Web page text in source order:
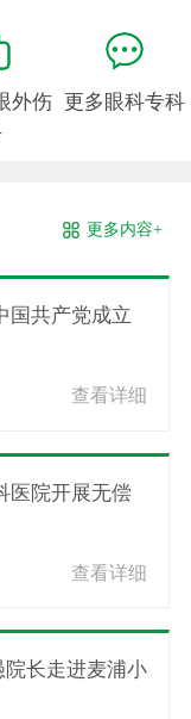
外伤 更多眼科专科
更多内容+
查看详细
医院开展无偿
查看详细
长走进麦浦小